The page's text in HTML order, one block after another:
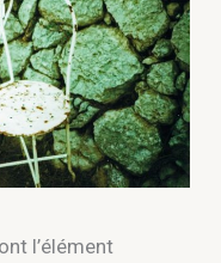
l’élément